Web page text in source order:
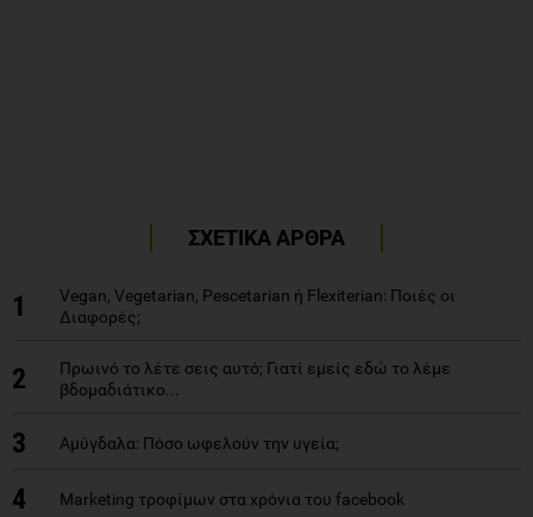
ΣΧΕΤΙΚΑ ΑΡΘΡΑ
1
Vegan, Vegetarian, Pescetarian ή Flexiterian: Ποιές οι
Διαφορές;
2
Πρωινό το λέτε σεις αυτό; Γιατί εμείς εδώ το λέμε
βδομαδιάτικο...
3 Αμύγδαλα: Πόσο ωφελούν την υγεία;
4 Marketing τροφίμων στα χρόνια του facebook